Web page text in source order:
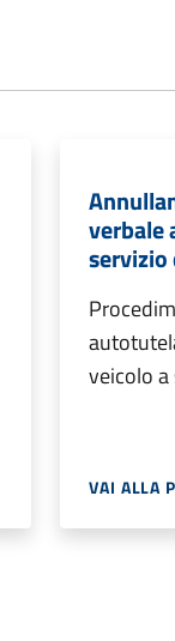
verbale
veicolo
VAI ALLA